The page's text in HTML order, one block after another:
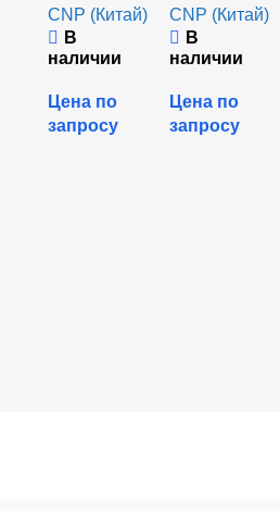
CNP (Китай)
В
наличии
Цена по
запросу
CNP (Китай)
В
наличии
Цена по
запросу